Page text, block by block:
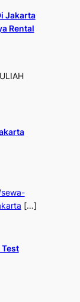
Jakarta
Rental
[…]